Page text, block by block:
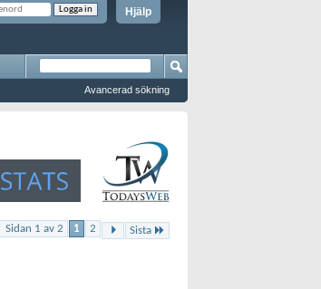
Hjälp
Avancerad sökning
Sidan 1 av 2 1 2 Sista